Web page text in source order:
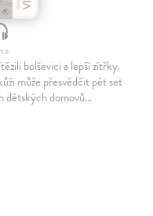
bolševici a lepší zítřky.
může přesvědčit pět set
dětských domovů…